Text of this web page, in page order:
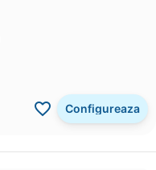
Configureaza